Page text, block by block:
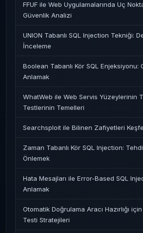
FFUF ile Web Uygulamalarında Uç
Güvenlik Analizi
UNION Tabanlı SQL Injection Tekniği:
İnceleme
Boolean Tabanlı Kör SQL Enjeksiyonu:
Anlamak
WhatWeb ile Web Servis Yüzeylerinin
Testlerinin Temelleri
Searchsploit ile Bilinen Zafiyetleri
Zaman Tabanlı Kör SQL Injection:
Önlemek
Hata Mesajları ile Error-Based SQL
Anlamak
Otomatik Doğrulama Aracı Hazırlığı
Testi Stratejileri